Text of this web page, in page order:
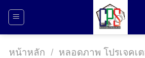
หน้าหลัก / หลอดภาพ โปรเจคเ